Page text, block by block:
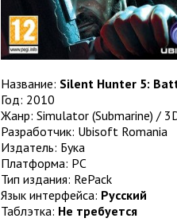
Название: Silent Hunter 5:
Год: 2010
Жанр: Simulator (Submarine) /
Разработчик: Ubisoft Romania
Издатель: Бука
Платформа: PC
Тип издания: RePack
Язык интерфейса: Русский
Таблэтка: Не требуется